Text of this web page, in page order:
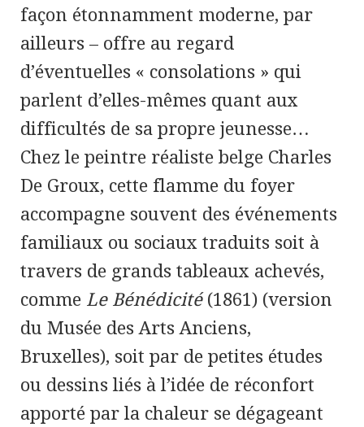
façon étonnamment moderne, par
ailleurs – offre au regard
d’éventuelles « consolations » qui
parlent d’elles-mêmes quant aux
difficultés de sa propre jeunesse…
Chez le peintre réaliste belge Charles
De Groux, cette flamme du foyer
accompagne souvent des événements
familiaux ou sociaux traduits soit à
travers de grands tableaux achevés,
comme Le Bénédicité(1861) (version
du Musée des Arts Anciens,
Bruxelles), soit par de petites études
ou dessins liés à l’idée de réconfort
apporté par la chaleur se dégageant